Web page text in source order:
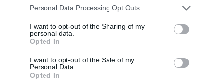
negar su consentimiento. Tenga en cuenta que algún
de su consentimiento, pero usted tiene el derecho de
rechazar tal procesamiento. Sus preferencias se aplicarán
cualquier momento entrando de nuevo en este sitio web o
visitando nuestra política de privacidad.
Personal Data Processing Opt Outs
I want to opt-out of the Sharing of my
personal data.
Opted In
I want to opt-out of the Sale of my
Personal Data.
Opted In